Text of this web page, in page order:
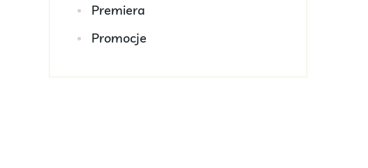
Premiera
Promocje